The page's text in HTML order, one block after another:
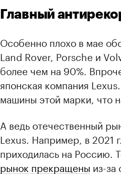
Главный
Особенно плохо в мае
Land Rover, Porsche и
более чем на 90%.
японская компания
машины этой марки, что
А ведь отечественный
Lexus. Например, в 2021
приходилась на Россию.
рынок прекращены из-